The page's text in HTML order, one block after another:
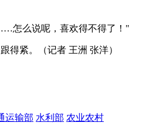
怎么说呢，喜欢得不得了！"
得紧。（记者 王洲 张洋）
运输部 水利部 农业农村